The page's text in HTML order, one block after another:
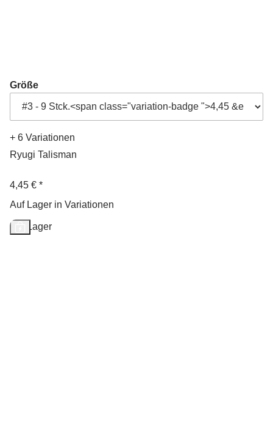
Größe
+ 6 Variationen
Ryugi Talisman
4,45 € *
Auf Lager in Variationen
Auf Lager